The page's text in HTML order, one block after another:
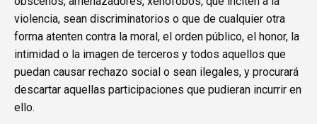
violencia, sean discriminatorios o que de cualquier otra
forma atenten contra la moral, el orden público, el honor, la
intimidad o la imagen de terceros y todos aquellos que
puedan causar rechazo social o sean ilegales, y procurará
descartar aquellas participaciones que pudieran incurrir en
ello.